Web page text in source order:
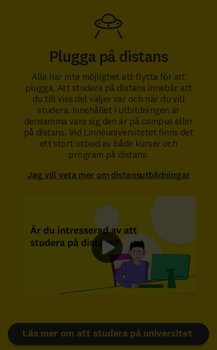
Plugga på distans
Alla har inte möjlighet att flytta för att
plugga. Att studera på distans innebär att
du till viss del väljer var och när du vill
studera. Innehållet i utbildningen är
densamma vare sig den är på campus eller
på distans. Vid Linnéuniversitetet finns det
ett stort utbud av både kurser och
program på distans.
Jag vill veta mer om distansutbildningar
Läs mer om att studera på universitet